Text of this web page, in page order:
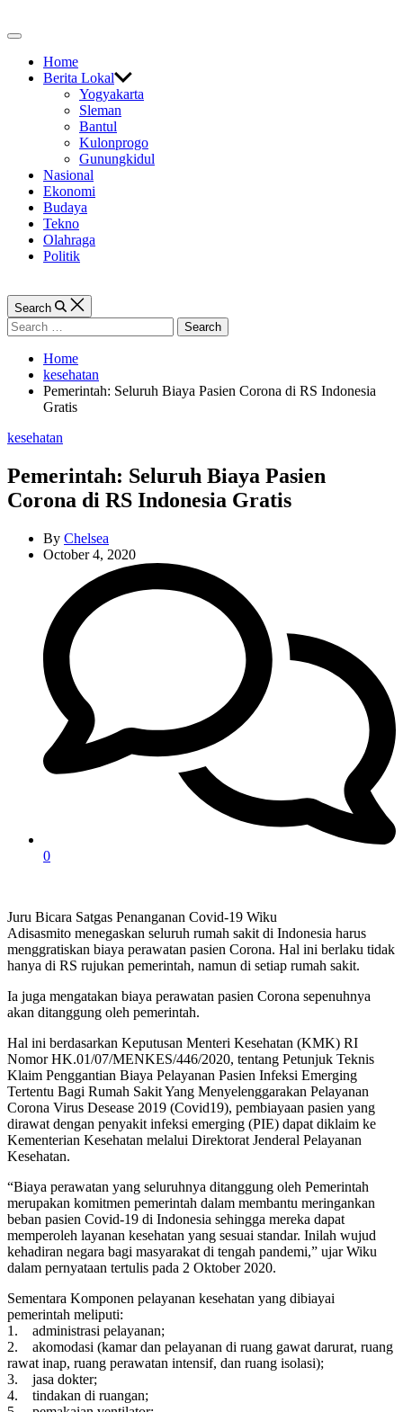
to
Off
CanvasHome
Berita Lokal
Yogyakarta
Sleman
Bantul
Kulonprogo
Gunungkidul
Nasional
Ekonomi
Budaya
Tekno
Olahraga
Politik
Search
Search
for:
Home
kesehatan
Pemerintah: Seluruh Biaya Pasien Corona di RS Indonesia
Gratis
Categories
kesehatan
Pemerintah: Seluruh Biaya Pasien
Corona di RS Indonesia Gratis
By Chelsea
October 4, 2020
0
Juru Bicara Satgas Penanganan Covid-19 Wiku
Adisasmito menegaskan seluruh rumah sakit di Indonesia harus
menggratiskan biaya perawatan pasien Corona. Hal ini berlaku tidak
hanya di RS rujukan pemerintah, namun di setiap rumah sakit.
Ia juga mengatakan biaya perawatan pasien Corona sepenuhnya
akan ditanggung oleh pemerintah.
Hal ini berdasarkan Keputusan Menteri Kesehatan (KMK) RI
Nomor HK.01/07/MENKES/446/2020, tentang Petunjuk Teknis
Klaim Penggantian Biaya Pelayanan Pasien Infeksi Emerging
Tertentu Bagi Rumah Sakit Yang Menyelenggarakan Pelayanan
Corona Virus Desease 2019 (Covid19), pembiayaan pasien yang
dirawat dengan penyakit infeksi emerging (PIE) dapat diklaim ke
Kementerian Kesehatan melalui Direktorat Jenderal Pelayanan
Kesehatan.
“Biaya perawatan yang seluruhnya ditanggung oleh Pemerintah
merupakan komitmen pemerintah dalam membantu meringankan
beban pasien Covid-19 di Indonesia sehingga mereka dapat
memperoleh layanan kesehatan yang sesuai standar. Inilah wujud
kehadiran negara bagi masyarakat di tengah pandemi,” ujar Wiku
dalam pernyataan tertulis pada 2 Oktober 2020.
Sementara Komponen pelayanan kesehatan yang dibiayai
pemerintah meliputi:
1. administrasi pelayanan;
2. akomodasi (kamar dan pelayanan di ruang gawat darurat, ruang
rawat inap, ruang perawatan intensif, dan ruang isolasi);
3. jasa dokter;
4. tindakan di ruangan;